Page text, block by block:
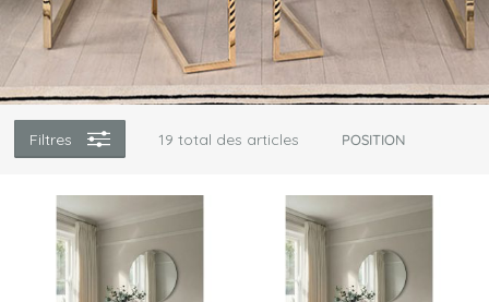
Filtres 19 total des articles